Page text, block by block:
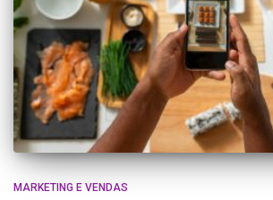
MARKETING E VENDAS